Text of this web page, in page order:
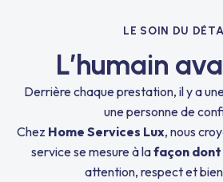
LE SOIN DU
L’humain
Derrière chaque prestation, il y a
une personne de
Chez Home Services Lux, nous
service se mesure à lafaçon dont
attention, respect et